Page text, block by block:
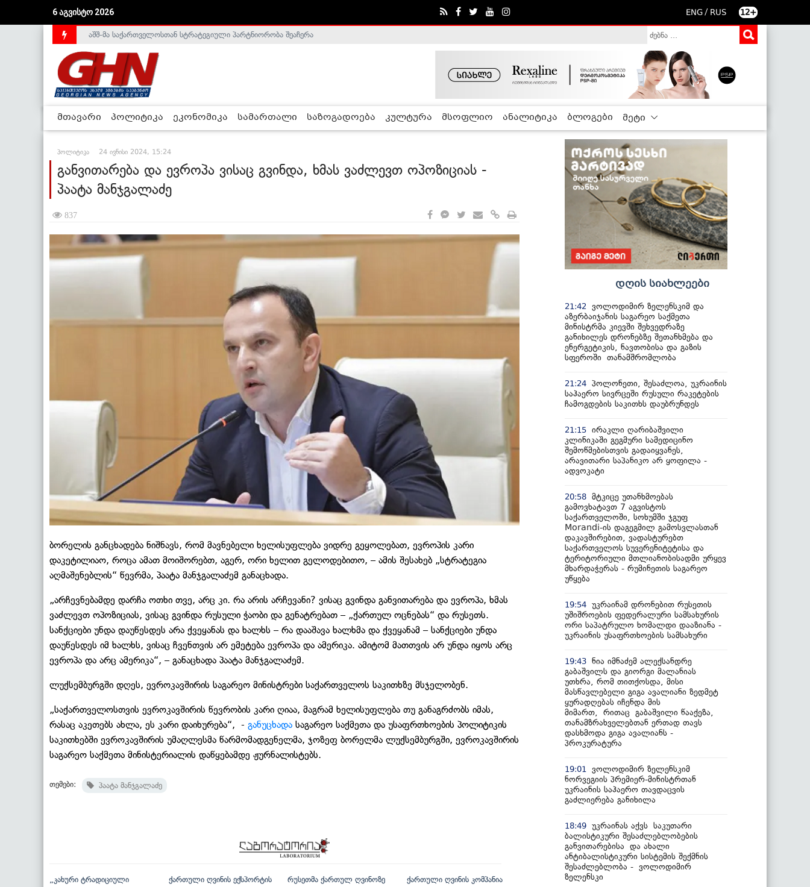
6 აგვისტო 2026 ENG / RUS 12+
საქართველოს დე-ფაქტო მთავრობა არალეგიტიმურია - ჰელსინკის კომისია
აშშ-მა საქართველოსთან სტრატეგიული პარტნიორობა შეაჩერა
მთავარი პოლიტიკა ეკონომიკა სამართალი საზოგადოება კულტურა მსოფლიო ანალიტიკა ბლოგები მეტი
პოლიტიკა 24 ივნისი 2024, 15:24
განვითარება და ევროპა ვისაც გვინდა, ხმას ვაძლევთ ოპოზიციას -
პაატა მანჯგალაძე
837
ბორელის განცხადება ნიშნავს, რომ მავნებელი ხელისუფლება ვიდრე გეყოლებათ, ევროპის კარი
დაკეტილიაო, როცა ამათ მოიშორებთ, აგერ, ორი ხელით გელოდებითო, – ამის შესახებ „სტრატეგია
აღმაშენებლის“ წევრმა, პაატა მანჯგალაძემ განაცხადა.
„არჩევნებამდე დარჩა ოთხი თვე, არც კი. რა არის არჩევანი? ვისაც გვინდა განვითარება და ევროპა, ხმას
ვაძლევთ ოპოზიციას, ვისაც გვინდა რუსული ჭაობი და გენატრებათ – „ქართულ ოცნებას“ და რუსეთს.
სანქციები უნდა დაუწესდეს არა ქვეყანას და ხალხს – რა დააშავა ხალხმა და ქვეყანამ – სანქციები უნდა
დაუწესდეს იმ ხალხს, ვისაც ჩვენთვის არ ემეტება ევროპა და ამერიკა. ამიტომ მათთვის არ უნდა იყოს არც
ევროპა და არც ამერიკა“, – განაცხადა პაატა მანჯგალაძემ.
ლუქსემბურგში დღეს, ევროკავშირის საგარეო მინისტრები საქართველოს საკითხზე მსჯელობენ.
„საქართველოსთვის ევროკავშირის წევრობის კარი ღიაა, მაგრამ ხელისუფლება თუ განაგრძობს იმას,
რასაც აკეთებს ახლა, ეს კარი დაიხურება“, - განუცხადა საგარეო საქმეთა და უსაფრთხოების პოლიტიკის
საკითხებში ევროკავშირის უმაღლესმა წარმომადგენელმა, ჯოზეფ ბორელმა ლუქსემბურგში, ევროკავშირის
საგარეო საქმეთა მინისტერიალის დაწყებამდე ჟურნალისტებს.
თემები: პაატა მანჯგალაძე
„კახური ტრადიციული
ქართული ღვინის ექსპორტის
რუსეთმა ქართულ ღვინოზე
ქართული ღვინის კომპანია
დღის სიახლეები
21:42
ვოლოდიმირ ზელენსკიმ და
აზერბაიჯანის საგარეო საქმეთა
მინისტრმა კიევში შეხვედრაზე
განიხილეს დრონებზე შეთანხმება და
ენერგეტიკის, ნავთობისა და გაზის
სფეროში თანამშრომლობა
21:24 პოლონეთი, შესაძლოა, უკრაინის
საჰაერო სივრცეში რუსული რაკეტების
ჩამოგდების საკითხს დაუბრუნდეს
21:15 ირაკლი ღარიბაშვილი
კლინიკაში გეგმური სამედიცინო
შემოწმებისთვის გადაიყვანეს,
არავითარი საპანიკო არ ყოფილა -
ადვოკატი
20:58 მტკიცე უთანხმოებას
გამოვხატავთ 7 აგვისტოს
საქართველოში, სოხუმში ჯგუფ
Morandi-ის დაგეგმილ გამოსვლასთან
დაკავშირებით, ვადასტურებთ
საქართველოს სუვერენიტეტისა და
ტერიტორიული მთლიანობისადმი ურყევ
მხარდაჭერას - რუმინეთის საგარეო
უწყება
19:54 უკრაინამ დრონებით რუსეთის
უშიშროების ფედერალური სამსახურის
ორი საპატრულო ხომალდი დააზიანა -
უკრაინის უსაფრთხოების სამსახური
19:43 ნია იმნაძემ ალექსანდრე
გაბაშვილს და გიორგი მალანიას
უთხრა, რომ თითქოსდა, მისი
მასწავლებელი გიგა ავალიანი ზედმეტ
ყურადღებას იჩენდა მის
მიმართ, რითაც გაბაშვილი წააქეზა,
თანამზრახველებთან ერთად თავს
დასხმოდა გიგა ავალიანს -
პროკურატურა
19:01
ვოლოდიმირ ზელენსკიმ
ნორვეგიის პრემიერ-მინისტრთან
უკრაინის საჰაერო თავდაცვის
გაძლიერება განიხილა
18:49 უკრაინას აქვს საკუთარი
ბალისტიკური შესაძლებლობების
განვითარებისა და ახალი
ანტიბალისტიკური სისტემის შექმნის
შესაძლებლობა - ვოლოდიმირ
ზელენსკი